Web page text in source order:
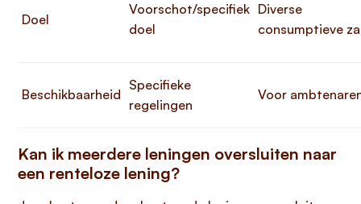
Doel
Voorschot/specifiek
doel
Diverse
consumptieve
Beschikbaarheid
Specifieke
regelingen
Voor
Kan ik meerdere leningen oversluiten naar
een renteloze lening?